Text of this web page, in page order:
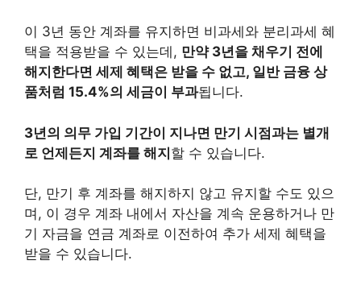
이 3년 동안 계좌를 유지하면 비과세와 분리과세 혜
택을 적용받을 수 있는데, 만약 3년을 채우기 전에
해지한다면 세제 혜택은 받을 수 없고, 일반 금융 상
품처럼 15.4%의 세금이 부과됩니다.
3년의 의무 가입 기간이 지나면 만기 시점과는 별개
로 언제든지 계좌를 해지할 수 있습니다.
단, 만기 후 계좌를 해지하지 않고 유지할 수도 있으
며, 이 경우 계좌 내에서 자산을 계속 운용하거나 만
기 자금을 연금 계좌로 이전하여 추가 세제 혜택을
받을 수 있습니다.